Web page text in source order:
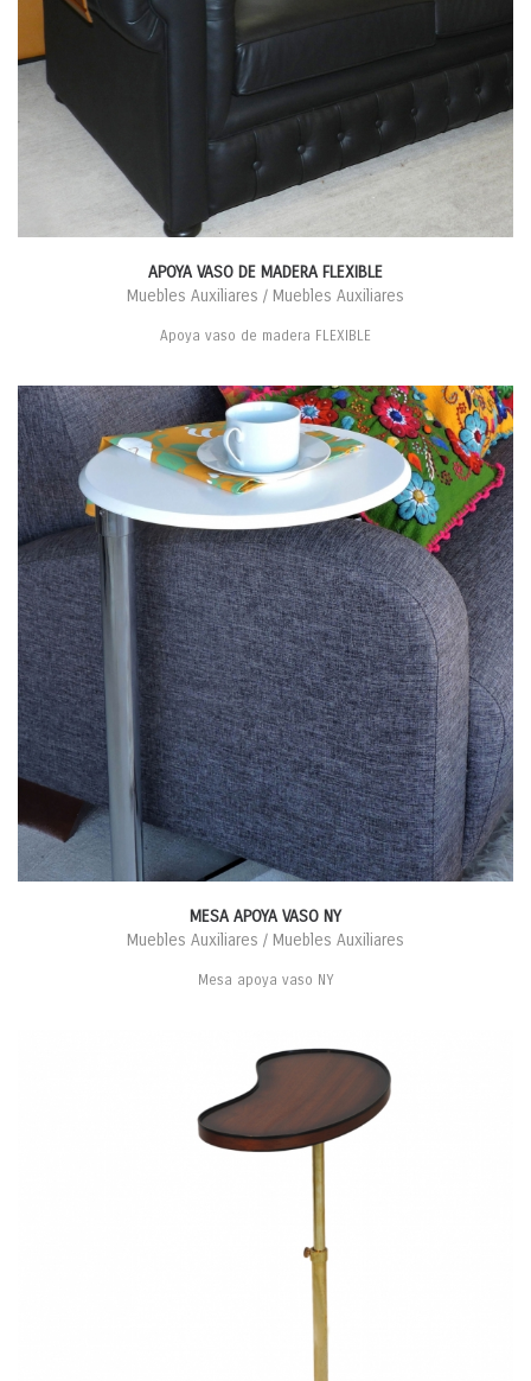
APOYA VASO DE MADERA FLEXIBLE
Muebles Auxiliares / Muebles Auxiliares
Apoya vaso de madera FLEXIBLE
MESA APOYA VASO NY
Muebles Auxiliares / Muebles Auxiliares
Mesa apoya vaso NY